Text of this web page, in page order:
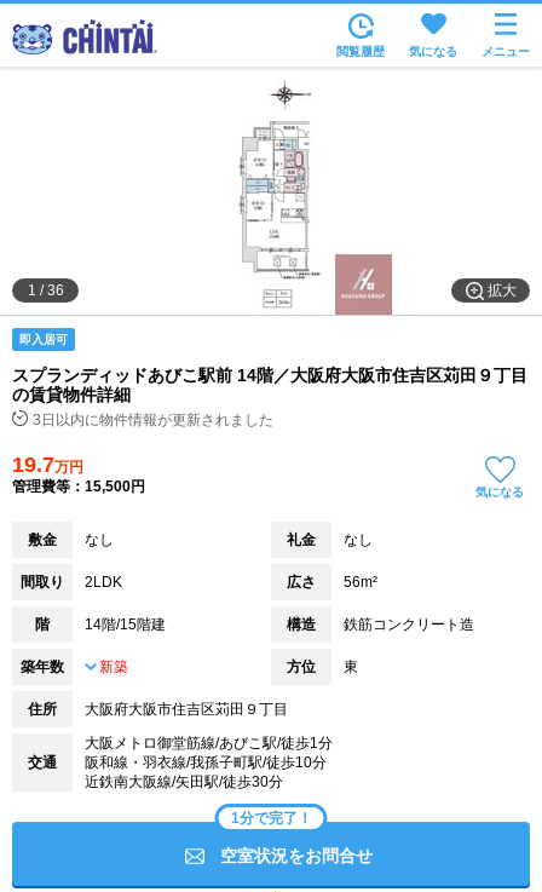
沿線・駅から
住所から
家賃相場から
通勤通学時間から
物件特集から
不動産会社から
閲覧履歴 気になる メニュー
拡大
1 /36
即入居可
スプランディッドあびこ駅前 14階／大阪府大阪市住吉区苅田９丁目
の賃貸物件詳細
3日以内に物件情報が更新されました
19.7万円
管理費等：15,500円
気になる
敷金 なし 礼金 なし
間取り 2LDK 広さ 56m²
階 14階/15階建 構造 鉄筋コンクリート造
築年数 新築 方位 東
住所 大阪府大阪市住吉区苅田９丁目
交通
大阪メトロ御堂筋線/あびこ駅/徒歩1分
阪和線・羽衣線/我孫子町駅/徒歩10分
近鉄南大阪線/矢田駅/徒歩30分
1分で完了！
空室状況をお問合せ